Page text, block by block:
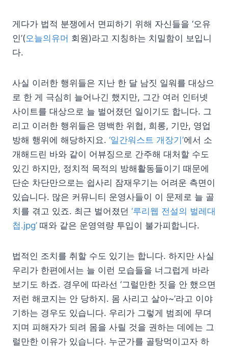
게다가 법적 분쟁에서 면피하기 위해 자신들을 ‘오유
인’(오늘의유머 회원)라고 지칭하는 치밀함이 보입니
다.
사실 이러한 행위들은 지난 한 달 남짓 일워를 대상으
로 한 게 극심히 늘어나긴 했지만, 그간 여러 인터넷
사이트를 대상으로 늘 벌어졌던 일이기도 합니다. 그
리고 이러한 행위들은 명백한 위협, 희롱, 기만, 영업
방해 행위에 해당하지요. ‘일간워스트 개장기’에서 소
개해드린 바와 같이 어뷰징으로 간주해 대처할 수도
있긴 하지만, 정치적 목적의 방해활동들이기 때문에
단순 차단만으로는 쉽사리 잠재우기는 어려운 측면이
있습니다. 많은 커뮤니티 운영사들이 이 문제로 늘 골
치를 겪고 있죠. 최근 벌어졌던 ‘루리웹 전설의 벌레대
첩.jpg’ 때와 같은 운영역량 투입이 불가피합니다.
법적인 조치를 취할 수도 있기는 합니다. 하지만 사실
우리가 한편에서는 늘 이런 모습들을 너그럽게 바라
보기도 하죠. 경우에 따라선 ‘그럴만한 짓을 안 했으면
저런 해코지는 안 당하지. 몸 사리고 살아~’라고 이야
기하는 경우도 있습니다. 우리가 그렇게 범죄에 무뎌
지며 피해자가 되려 몸을 사릴 것을 권하는 데에는 그
럴만한 이유가 있습니다. 누군가를 골탕먹이고자 하